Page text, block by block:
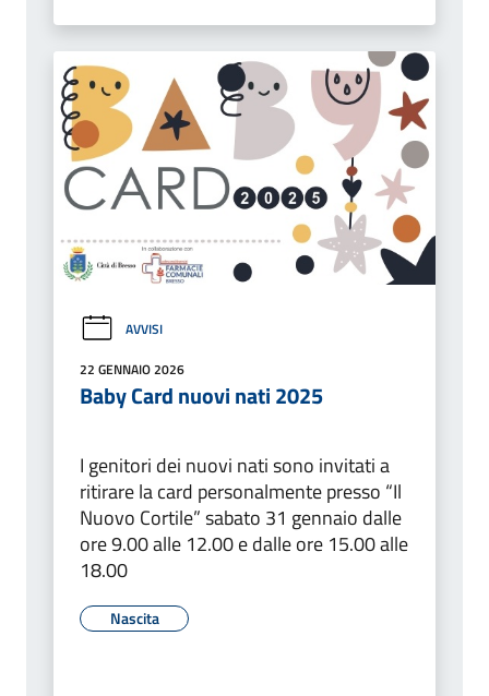
AVVISI
22 GENNAIO 2026
Baby Card nuovi nati 2025
I genitori dei nuovi nati sono invitati a
ritirare la card personalmente presso “Il
Nuovo Cortile” sabato 31 gennaio dalle
ore 9.00 alle 12.00 e dalle ore 15.00 alle
18.00
Nascita